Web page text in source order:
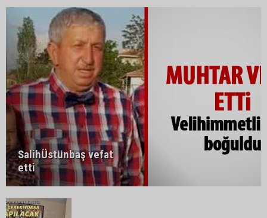
SalihÜstünbaş vefat
etti